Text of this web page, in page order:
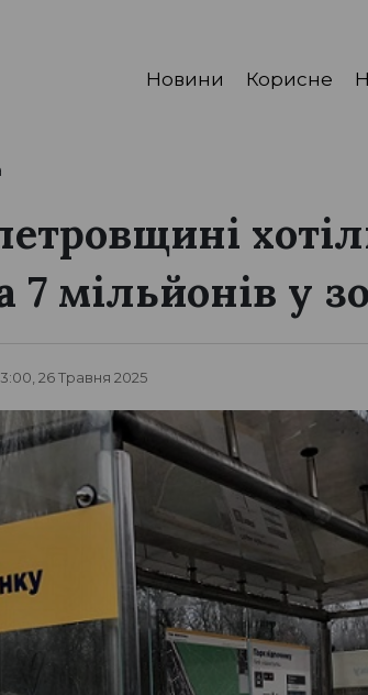
Новини Корисне
мільйонів у
26 Травня 2025